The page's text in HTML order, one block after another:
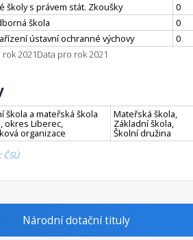
školy s právem stát. Zkoušky
0
škola
0
ústavní ochranné výchovy
0
2021Data pro rok 2021
škola a mateřská škola
okres Liberec,
organizace
Mateřská škola,
Základní škola,
Školní družina
ČSÚ
Národní dotační tituly